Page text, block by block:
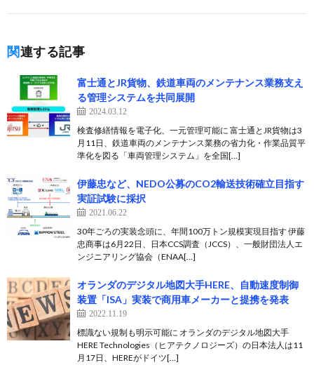
関連する記事
富士通とJR貨物、鉄道車両のメンテナンス業務支え
る管理システムを共同展開
2024.03.12
検査修繕情報を電子化、一元管理可能に 富士通とJR貨物は3
月11日、鉄道車両のメンテナンス業務の省力化・作業品質平
準化を図る「車両管理システム」を全国[…]
伊藤忠など、NEDO公募のCO2輸送技術確立目指す
実証試験に採択
2021.06.22
30年ごろの実装念頭に、年間100万トン規模実現目指す 伊藤
忠商事は6月22日、日本CCS調査（JCCS）、一般財団法人エ
ンジニアリング協会（ENAA[…]
オランダのデジタル地図大手HERE、自動速度制御
装置「ISA」実装で商用車メーカーと提携を発表
2022.11.19
標識ない規制も明示可能に オランダのデジタル地図大手
HERE Technologies（ヒアテクノロジーズ）の日本法人は11
月17日、HEREがドイツ[…]